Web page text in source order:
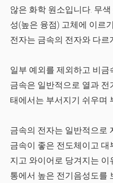
않은 화학 원소입니다. 무
성(높은 융점) 고체에 이르
전자는 금속의 전자와 다르
일부 예외를 제외하고 비금
금속은 일반적으로 열과
태에서는 부서지기 쉬우며
금속의 전자는 일반적으로
금속이 좋은 전도체이고 대
지고 와이어로 당겨지는
통에서 높은 전기음성도를